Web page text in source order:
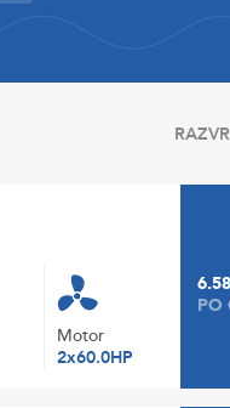
Motor
2x60.0HP
PO